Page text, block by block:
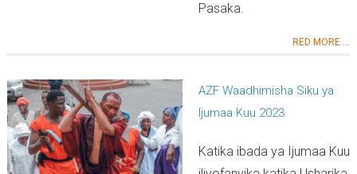
Pasaka.
RED MORE ...
AZF Waadhimisha Siku ya
Ijumaa Kuu 2023
Katika ibada ya Ijumaa Kuu